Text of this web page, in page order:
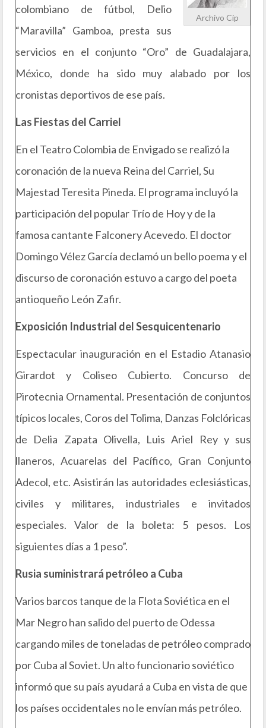
Archivo Cip
colombiano de fútbol, Delio
“Maravilla” Gamboa, presta sus
servicios en el conjunto “Oro” de Guadalajara,
México, donde ha sido muy alabado por los
cronistas deportivos de ese país.
Las Fiestas del Carriel
En el Teatro Colombia de Envigado se realizó la
coronación de la nueva Reina del Carriel, Su
Majestad Teresita Pineda. El programa incluyó la
participación del popular Trío de Hoy y de la
famosa cantante Falconery Acevedo. El doctor
Domingo Vélez García declamó un bello poema y el
discurso de coronación estuvo a cargo del poeta
antioqueño León Zafir.
Exposición Industrial del Sesquicentenario
Espectacular inauguración en el Estadio Atanasio
Girardot y Coliseo Cubierto. Concurso de
Pirotecnia Ornamental. Presentación de conjuntos
típicos locales, Coros del Tolima, Danzas Folclóricas
de Delia Zapata Olivella, Luis Ariel Rey y sus
llaneros, Acuarelas del Pacífico, Gran Conjunto
Adecol, etc. Asistirán las autoridades eclesiásticas,
civiles y militares, industriales e invitados
especiales. Valor de la boleta: 5 pesos. Los
siguientes días a 1 peso”.
Rusia suministrará petróleo a Cuba
Varios barcos tanque de la Flota Soviética en el
Mar Negro han salido del puerto de Odessa
cargando miles de toneladas de petróleo comprado
por Cuba al Soviet. Un alto funcionario soviético
informó que su país ayudará a Cuba en vista de que
los países occidentales no le envían más petróleo.